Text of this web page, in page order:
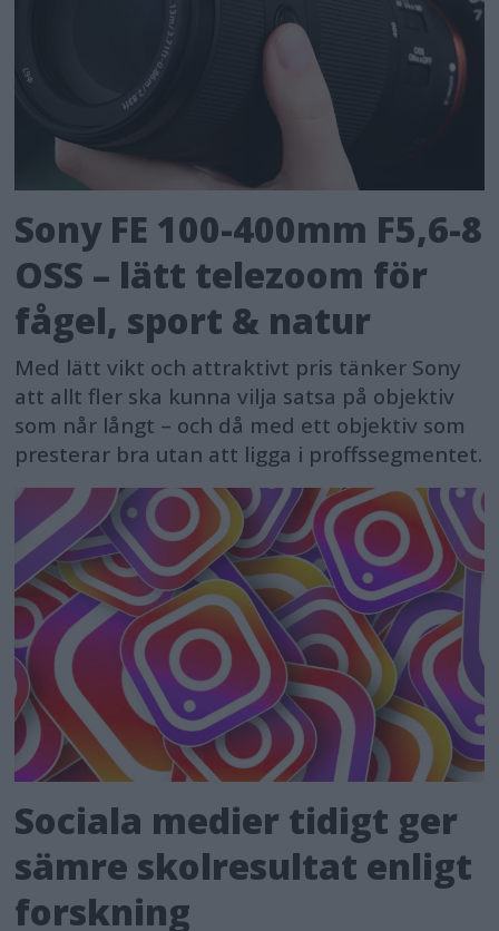
Sony FE 100-400mm F5,6-8
OSS – lätt telezoom för
fågel, sport & natur
Med lätt vikt och attraktivt pris tänker Sony
att allt fler ska kunna vilja satsa på objektiv
som når långt – och då med ett objektiv som
presterar bra utan att ligga i proffssegmentet.
Sociala medier tidigt ger
sämre skolresultat enligt
forskning